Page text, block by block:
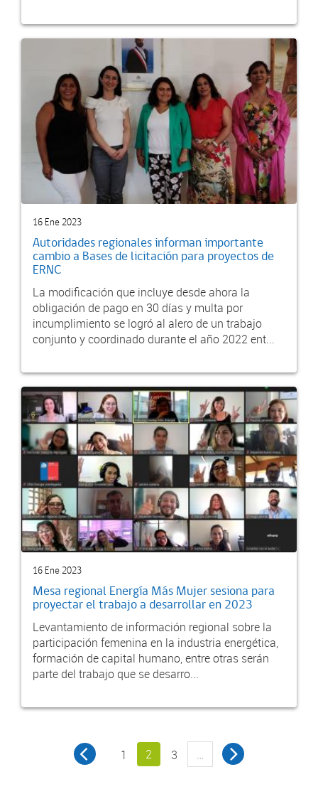
16 Ene 2023
Autoridades regionales informan importante
cambio a Bases de licitación para proyectos de
ERNC
La modificación que incluye desde ahora la
obligación de pago en 30 días y multa por
incumplimiento se logró al alero de un trabajo
conjunto y coordinado durante el año 2022 ent...
16 Ene 2023
Mesa regional Energía Más Mujer sesiona para
proyectar el trabajo a desarrollar en 2023
Levantamiento de información regional sobre la
participación femenina en la industria energética,
formación de capital humano, entre otras serán
parte del trabajo que se desarro...
1 2 3 …